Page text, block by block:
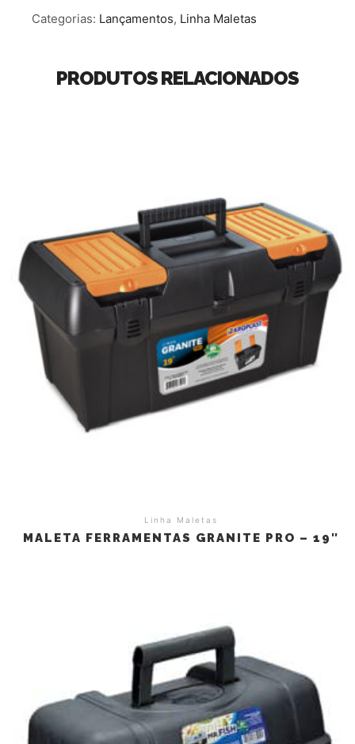
Categorias: Lançamentos, Linha Maletas
PRODUTOS RELACIONADOS
Linha Maletas
MALETA FERRAMENTAS GRANITE PRO – 19″